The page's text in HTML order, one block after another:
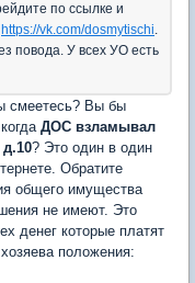
по ссылке и
https://vk.com/dosmytischi.
повода. У всех УО есть
смеетесь? Вы бы
ДОС взламывал
? Это один в один
Обратите
общего имущества
не имеют. Это
денег которые платят
положения: